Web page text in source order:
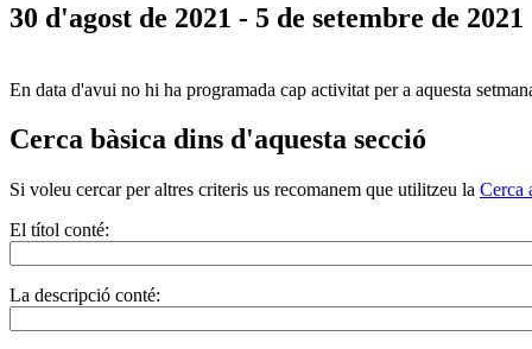
30 d'agost de 2021 - 5 de setembre de 2021
En data d'avui no hi ha programada cap activitat per a aquesta
Cerca bàsica dins d'aquesta secció
Si voleu cercar per altres criteris us recomanem que utilitzeu la Cerca
El títol conté:
La descripció conté: